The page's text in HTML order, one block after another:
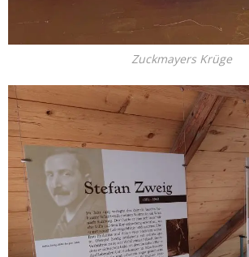
Zuckmayers Krüge